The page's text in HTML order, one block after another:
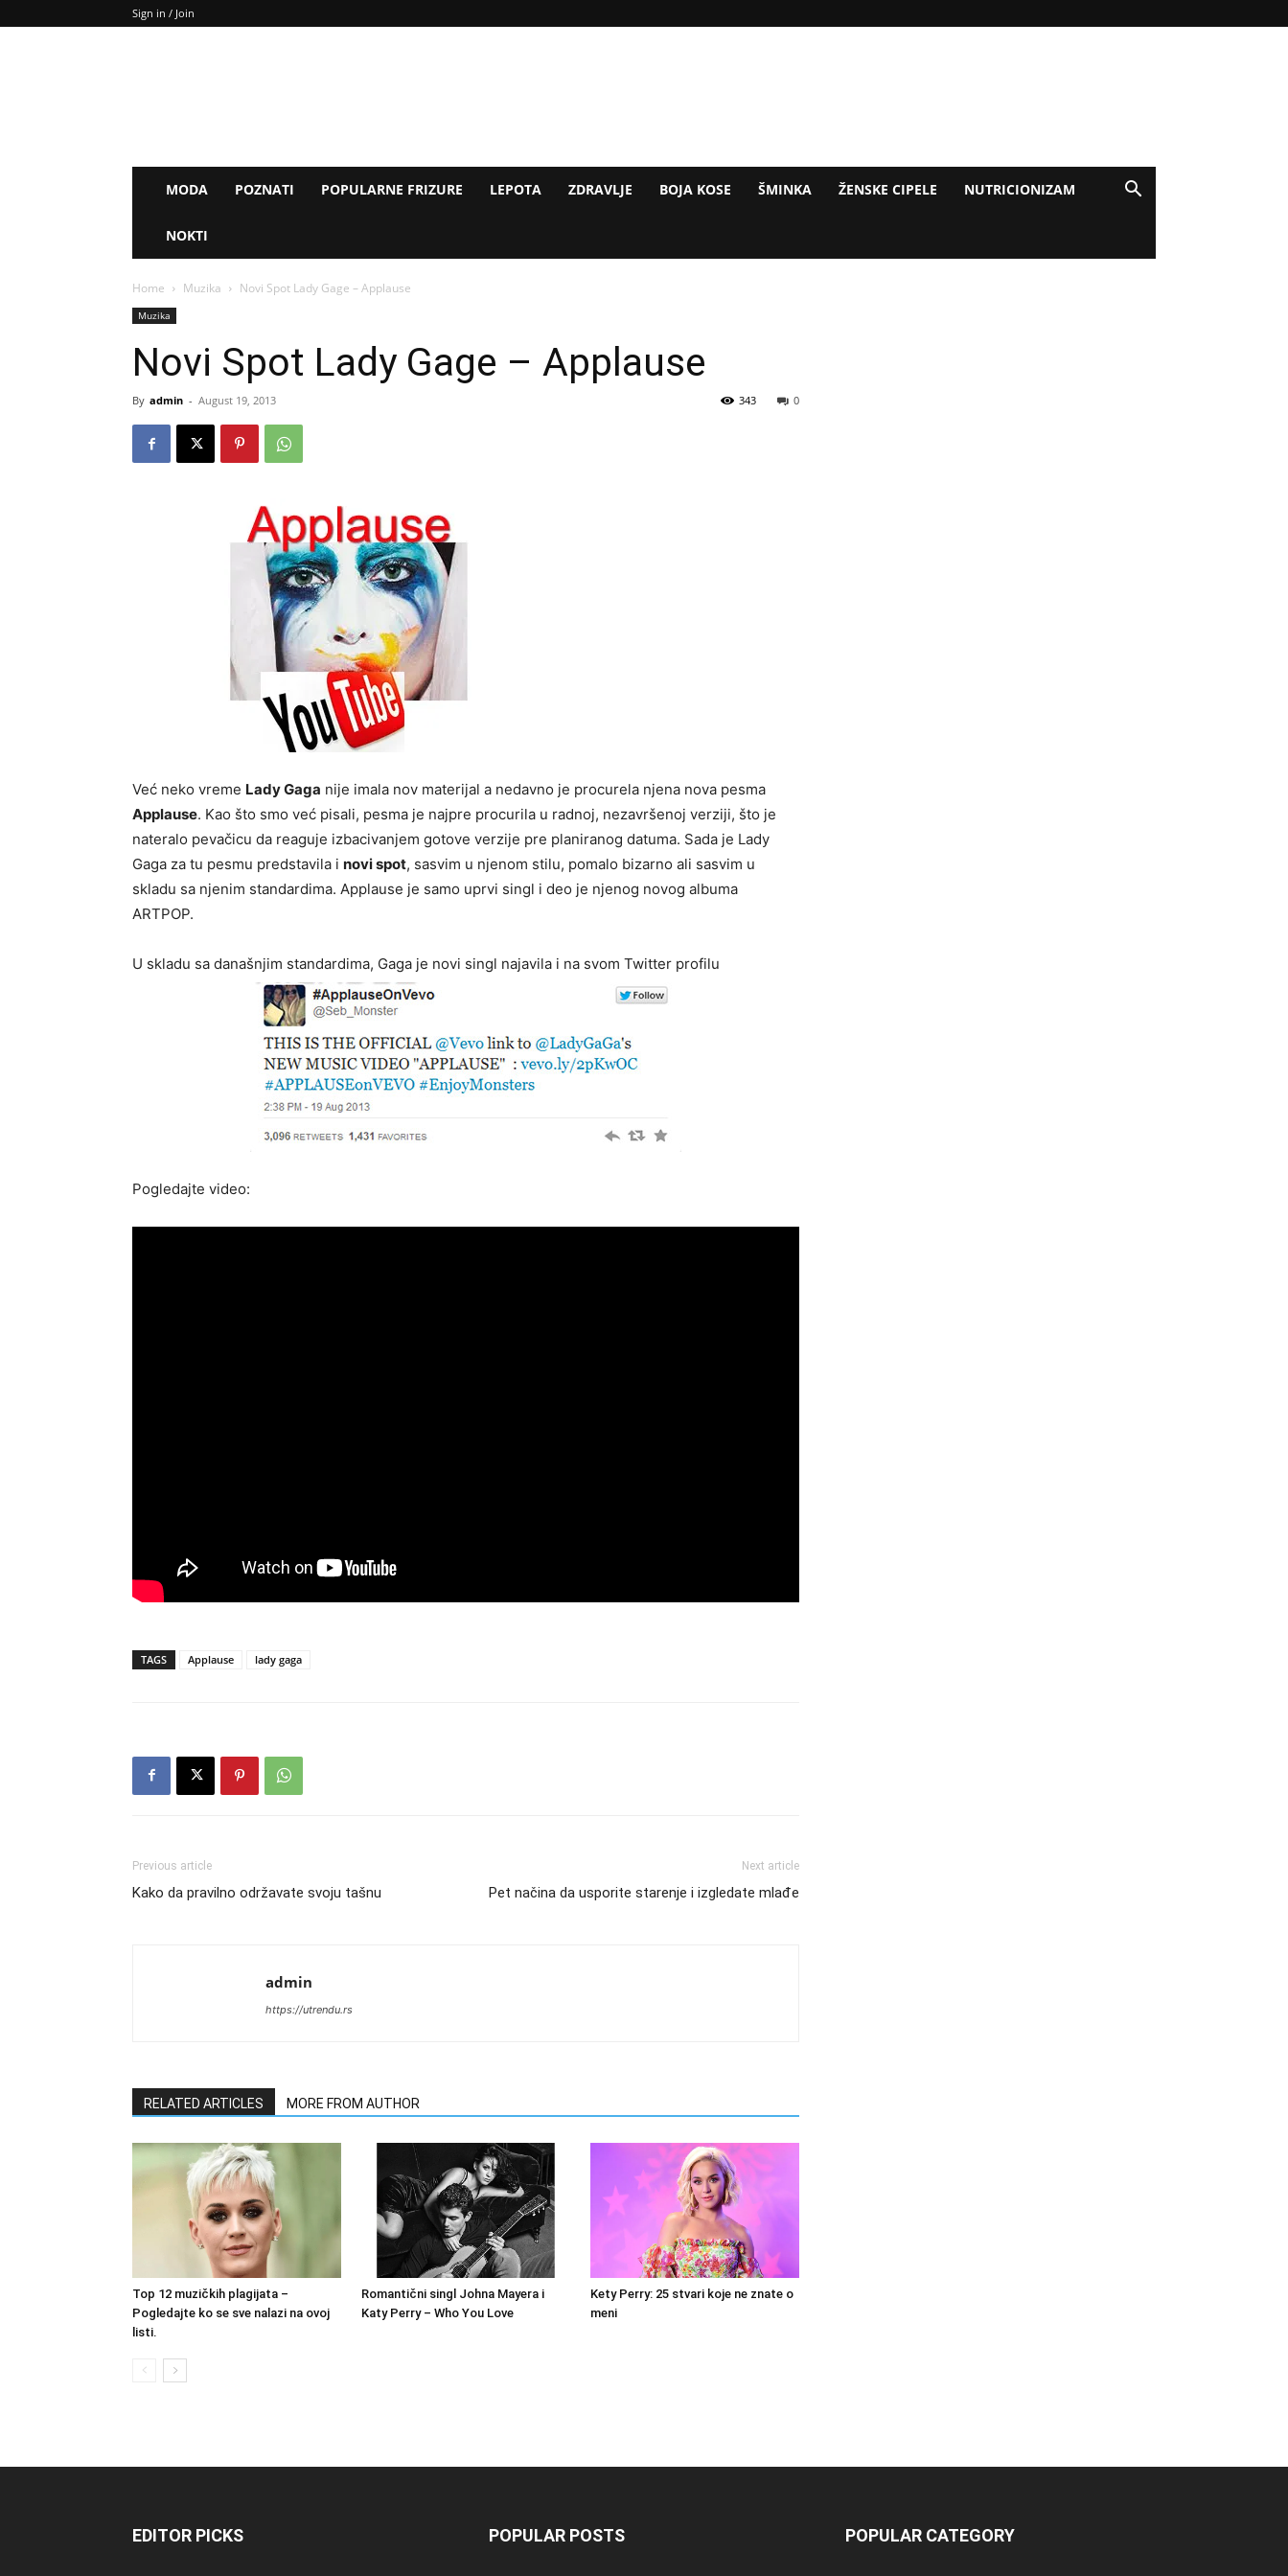
Sign in / Join
MODA POZNATI POPULARNE FRIZURE LEPOTA ZDRAVLJE BOJA KOSE ŠMINKA ŽENSKE CIPELE NUTRICIONIZAM
NOKTI
Home Muzika Novi Spot Lady Gage – Applause
Muzika
Novi Spot Lady Gage – Applause
By admin - August 19, 2013 0
343
Već neko vreme Lady Gaga nije imala nov materijal a nedavno je procurela njena nova pesma
Applause. Kao što smo već pisali, pesma je najpre procurila u radnoj, nezavršenoj verziji, što je
nateralo pevačicu da reaguje izbacivanjem gotove verzije pre planiranog datuma. Sada je Lady
Gaga za tu pesmu predstavila i novi spot, sasvim u njenom stilu, pomalo bizarno ali sasvim u
skladu sa njenim standardima. Applause je samo uprvi singl i deo je njenog novog albuma
ARTPOP.
U skladu sa današnjim standardima, Gaga je novi singl najavila i na svom Twitter profilu
Pogledajte video:
TAGS Applause lady gaga
Previous article
Kako da pravilno održavate svoju tašnu
Next article
Pet načina da usporite starenje i izgledate mlađe
admin
https://utrendu.rs
RELATED ARTICLES MORE FROM AUTHOR
Top 12 muzičkih plagijata –
Pogledajte ko se sve nalazi na ovoj
listi.
Romantični singl Johna Mayera i
Katy Perry – Who You Love
Kety Perry: 25 stvari koje ne znate o
meni
EDITOR PICKS POPULAR POSTS POPULAR CATEGORY